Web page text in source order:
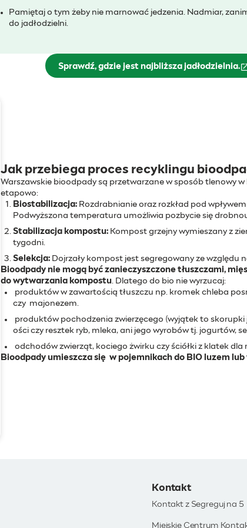
Pamiętaj o tym żeby nie marnować jedzenia. Nadmiar,
do jadłodzielni.
Sprawdź, gdzie jest najbliższa jadłodzielnia.
(otwiera się w nowym
Jak przebiega proces recyklingu
Warszawskie bioodpady są przetwarzane w sposób tlenowy
etapowo:
Biostabilizacja: Rozdrabnianie oraz rozkład pod
Podwyższona temperatura umożliwia pozbycie się
Stabilizacja kompostu: Kompost grzejny wymieszany z
tygodni.
Selekcja: Dojrzały kompost jest segregowany ze względu
Bioodpady nie mogą być zanieczyszczone tłuszczami,
do wytwarzania kompostu . Dlatego do bio nie wyrzucaj:
produktów w zawartością tłuszczu np. kromek chleba
czy majonezem.
produktów pochodzenia zwierzęcego (wyjątek to
ości czy resztek ryb, mleka, ani jego wyrobów tj. jogurtów,
odchodów zwierząt, kociego żwirku czy ściółki z klatek dla
Bioodpady umieszcza się w pojemnikach do BIO luzem
Kontakt
Kontakt z Segreguj na 5
Miejskie Centrum